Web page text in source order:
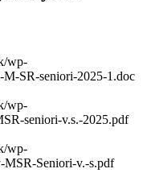
wp-
M-SR-seniori-2025-1.doc
wp-
seniori-v.s.-2025.pdf
wp-
MSR-Seniori-v.-s.pdf